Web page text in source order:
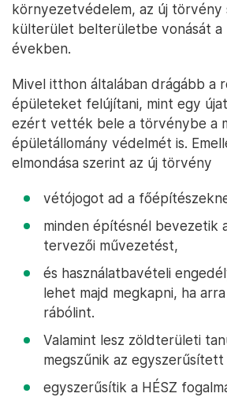
környezetvédelem, az új törvény
külterület belterületbe vonását a
években.
Mivel itthon általában drágább a
épületeket felújítani, mint egy
ezért vették bele a törvénybe a
épületállomány védelmét is.
elmondása szerint az új törvény
vétójogot ad a
minden építésnél bevezetik
tervezői művezetést,
és használatbavételi
lehet majd megkapni, ha
rábólint.
Valamint lesz zöldterületi
megszűnik az
egyszerűsítik a HÉSZ